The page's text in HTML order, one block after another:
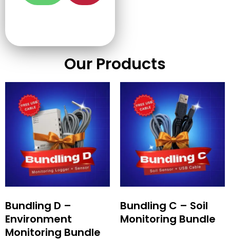
Our Products
Bundling D –
Environment
Monitoring Bundle
Bundling C – Soil
Monitoring Bundle